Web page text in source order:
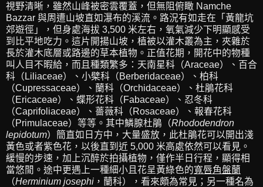
視野清晰，雖然山峰被密雲覆蓋，但無阻俯瞰 Namche
Bazzar 與周遭山坡直如瀑布的溪流。路況有如走在「黃龍坑
郊遊徑」，但身處海拔 3,500 米左右，氧氣減少下明顯感受
到比平地吃力。這片開揚山坡，植被以灌木叢為主，夾雜於
長於灌木底層或路邊的草本植物。正值花期，開花中的物種
叫人目不暇給，而且種類繁多：天南星科（Araceae）、百合
科（Liliaceae）、小檗科（Berberidaceae）、柏科
（Cupressaceae）、蘭科（Orchidaceae）、杜鵑花科
（Ericaceae）、蝶形花科（Fabaceae）、忍冬科
（Caprifoliaceae）、薔薇科（Rosaceae）、報春花科
（Primulaceae）等等。其中鱗腺杜鵑（Rhododendron
lepidotum）簡直如日方中，大量盛放，此杜鵑花可以開出淺
黃色或者紫色花，以後直到近 5,000 米高處依然可以看見。
緩慢的步速，加上沉醉於拍攝植物，僅作半日行程，顯得相
當悠閒。途中更遇上一種細小且花呈黃綠色的寬唇角盤蘭
（Herminium josephi ，蘭科），看來頗為常見；另一種名為